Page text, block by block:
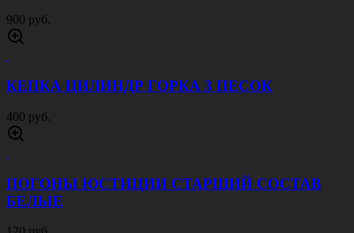
900 руб.
КЕПКА ЦИЛИНДР ГОРКА 3 ПЕСОК
400 руб.
ПОГОНЫ ЮСТИЦИИ СТАРШИЙ СОСТАВ
БЕЛЫЕ